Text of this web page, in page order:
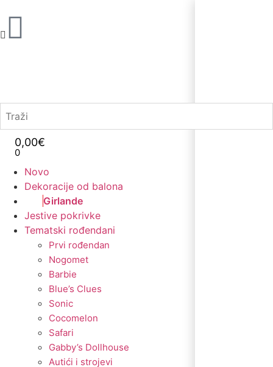
0,00€
0
Novo
Dekoracije od balona
Girlande
Jestive pokrivke
Tematski rođendani
Prvi rođendan
Nogomet
Barbie
Blue’s Clues
Sonic
Cocomelon
Safari
Gabby’s Dollhouse
Autići i strojevi